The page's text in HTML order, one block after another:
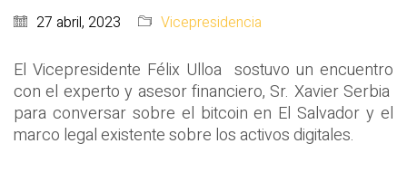
27 abril, 2023 Vicepresidencia
El Vicepresidente Félix Ulloa sostuvo un encuentro
con el experto y asesor financiero, Sr. Xavier Serbia
para conversar sobre el bitcoin en El Salvador y el
marco legal existente sobre los activos digitales.